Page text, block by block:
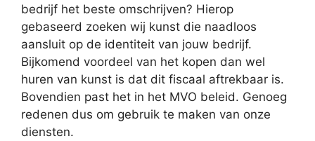
bedrijf het beste omschrijven? Hierop
gebaseerd zoeken wij kunst die naadloos
aansluit op de identiteit van jouw bedrijf.
Bijkomend voordeel van het kopen dan wel
huren van kunst is dat dit fiscaal aftrekbaar is.
Bovendien past het in het MVO beleid. Genoeg
redenen dus om gebruik te maken van onze
diensten.